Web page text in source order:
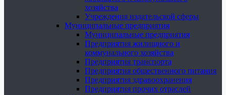
хозяйства
Учреждения издательской сферы
Муниципальные предприятия
Муниципальные предприятия
Предприятия жилищного и
коммунального хозяйства
Предприятия транспорта
Предприятия общественного питания
Предприятия здравоохранения
Предприятия прочих отраслей